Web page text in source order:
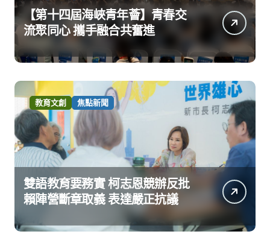
【第十四屆海峽青年薈】青春交
流聚同心 攜手融合共奮進
教育文創 焦點新聞
雙語教育要務實 柯志恩競辦反批
賴陣營斷章取義 表達嚴正抗議